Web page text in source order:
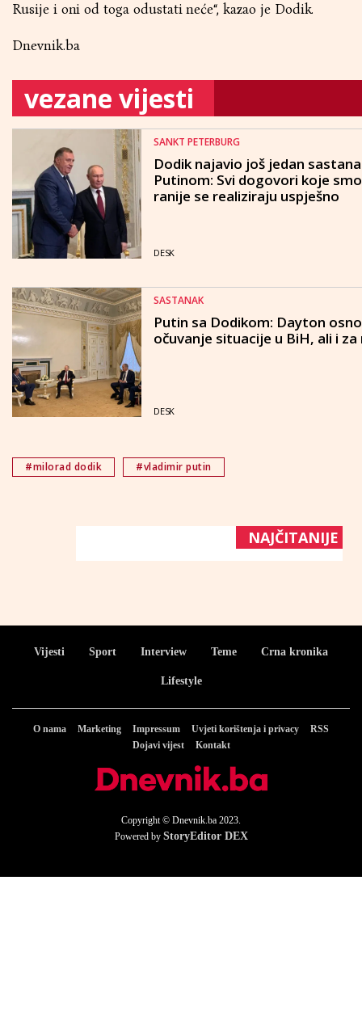
Rusije i oni od toga odustati neće“, kazao je Dodik.
Dnevnik.ba
vezane vijesti
SANKT PETERBURG
Dodik najavio još jedan
Putinom: Svi dogovori koje
ranije se realiziraju uspješno
DESK
SASTANAK
Putin sa Dodikom: Dayton
očuvanje situacije u BiH, ali i
DESK
#milorad dodik #vladimir putin
NAJČITANIJE
Vijesti Sport Interview Teme Crna kronika
Lifestyle
O nama Marketing Impressum Uvjeti korištenja i privacy
RSS
Dojavi vijest
Kontakt
Copyright © Dnevnik.ba 2023.
Powered by StoryEditor DEX